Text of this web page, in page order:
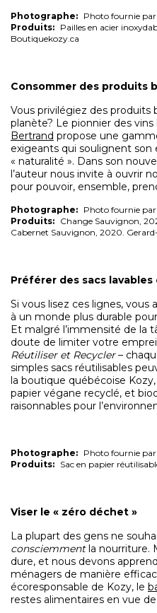
Photographe: Photo fournie
Produits: Pailles en acier
Boutiquekozy.ca
Consommer des produits
Vous privilégiez des produits
planète? Le pionnier des
Bertrand propose une
exigeants qui soulignent son
« naturalité ». Dans son
l’auteur nous invite à ouvrir
pour pouvoir, ensemble,
Photographe: Photo fournie
Produits: Change Sauvignon,
Cabernet Sauvignon, 2020.
Préférer des sacs lavables
Si vous lisez ces lignes,
à un monde plus durable
Et malgré l’immensité de la
doute de limiter votre
Réutiliser et Recycler–
simples sacs réutilisables
la boutique québécoise
papier végane recyclé, et
raisonnables pour
Photographe: Photo fournie
Produits: Sac en papier
Viser le « zéro déchet »
La plupart des gens ne
consciemmentla nourriture.
dure, et nous devons
ménagers de manière
écoresponsable de Kozy, le
restes alimentaires en vue de